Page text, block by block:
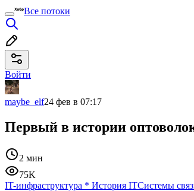
Все потоки
Войти
maybe_elf24 фев в 07:17
Первый в истории
2 мин
75K
IT-инфраструктура * История ITСистемы